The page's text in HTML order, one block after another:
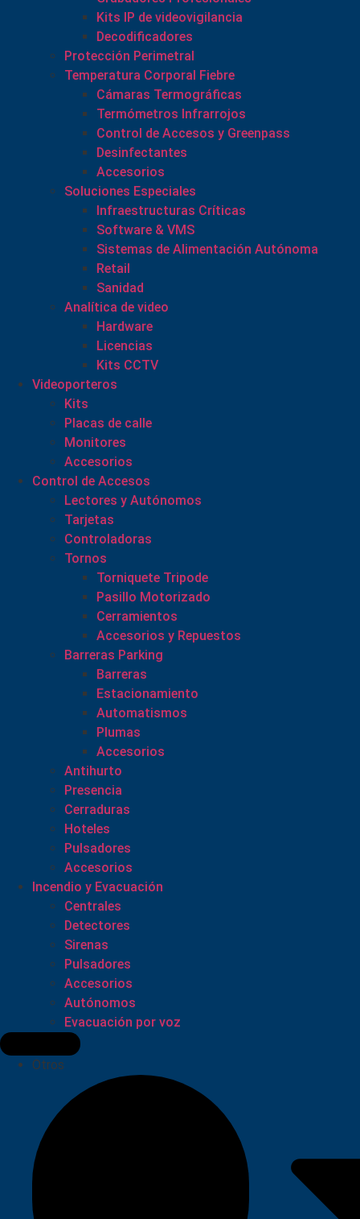
Kits IP de videovigilancia
Decodificadores
Protección Perimetral
Temperatura Corporal Fiebre
Cámaras Termográficas
Termómetros Infrarrojos
Control de Accesos y Greenpass
Desinfectantes
Accesorios
Soluciones Especiales
Infraestructuras Críticas
Software & VMS
Sistemas de Alimentación Autónoma
Retail
Sanidad
Analítica de video
Hardware
Licencias
Kits CCTV
Videoporteros
Kits
Placas de calle
Monitores
Accesorios
Control de Accesos
Lectores y Autónomos
Tarjetas
Controladoras
Tornos
Torniquete Tripode
Pasillo Motorizado
Cerramientos
Accesorios y Repuestos
Barreras Parking
Barreras
Estacionamiento
Automatismos
Plumas
Accesorios
Antihurto
Presencia
Cerraduras
Hoteles
Pulsadores
Accesorios
Incendio y Evacuación
Centrales
Detectores
Sirenas
Pulsadores
Accesorios
Autónomos
Evacuación por voz
Otros